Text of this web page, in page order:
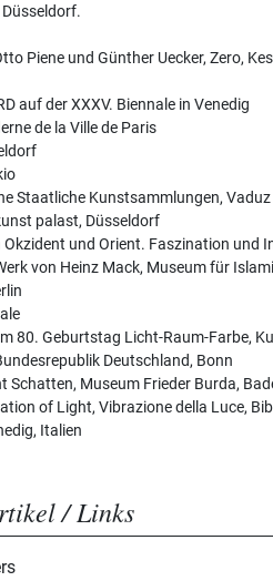
Düsseldorf.
Piene und Günther Uecker, Zero,
auf der XXXV. Biennale in Venedig
de la Ville de Paris
Staatliche Kunstsammlungen, Vaduz
palast, Düsseldorf
und Orient. Faszination und
von Heinz Mack, Museum für
80. Geburtstag Licht-Raum-Farbe,
Deutschland, Bonn
Schatten, Museum Frieder Burda,
of Light, Vibrazione della Luce,
Italien
/ Links